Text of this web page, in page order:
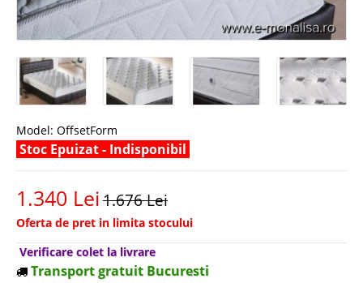
Model: OffsetForm
Stoc Epuizat - Indisponibil
1.340 Lei1.676 Lei
Oferta de pret in limita stocului
Verificare colet la livrare
Transport gratuit Bucuresti